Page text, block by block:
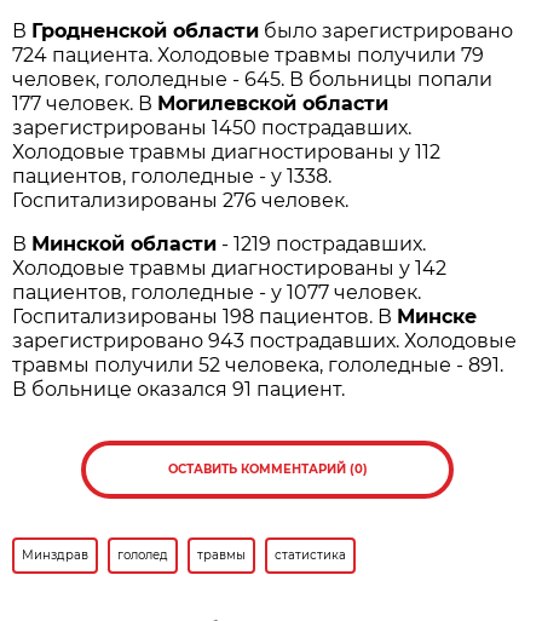
В Гродненской области было зарегистрировано
724 пациента. Холодовые травмы получили 79
человек, гололедные - 645. В больницы попали
177 человек. В Могилевской области
зарегистрированы 1450 пострадавших.
Холодовые травмы диагностированы у 112
пациентов, гололедные - у 1338.
Госпитализированы 276 человек.
В Минской области - 1219 пострадавших.
Холодовые травмы диагностированы у 142
пациентов, гололедные - у 1077 человек.
Госпитализированы 198 пациентов. В Минске
зарегистрировано 943 пострадавших. Холодовые
травмы получили 52 человека, гололедные - 891.
В больнице оказался 91 пациент.
ОСТАВИТЬ КОММЕНТАРИЙ (0)
Минздрав гололед травмы статистика